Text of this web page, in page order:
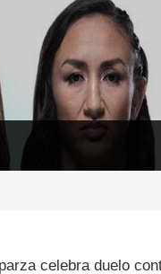
celebra duelo